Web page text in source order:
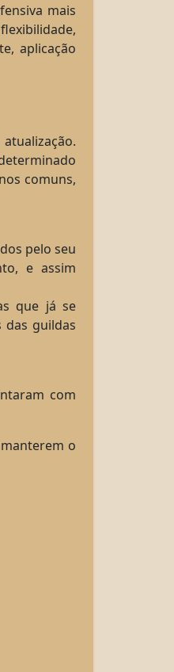
mais
aplicação
comuns,
pelo seu
e assim
que já se
guildas
com
o